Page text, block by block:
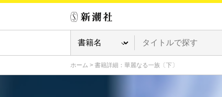
ホーム > 書籍詳細：華麗なる一族〔下〕